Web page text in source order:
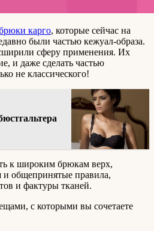
карго, которые сейчас на
были частью кежуал-образа.
сферу применения. Их
и даже сделать частью
не классического!
к широким брюкам верх,
и общепринятые правила,
и фактуры тканей.
с которыми вы сочетаете